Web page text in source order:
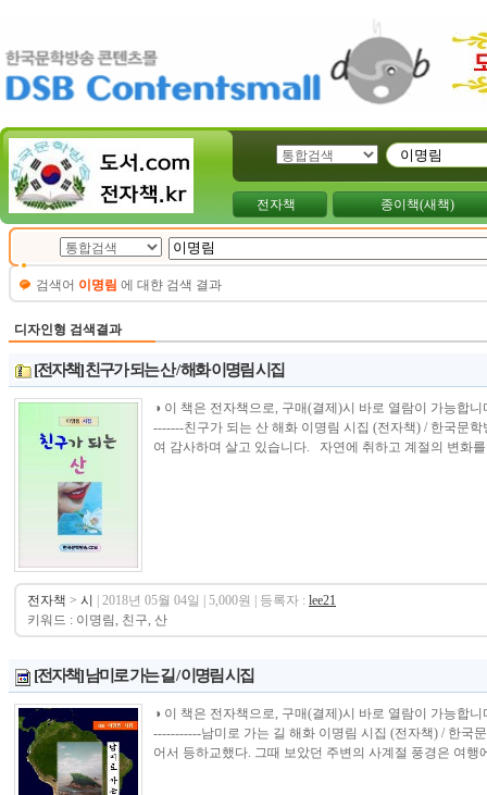
전자책 종이책(새책)
검색어 이명림 에 대햔 검색 결과
디자인형 검색결과
[전자책] 친구가 되는 산 / 해화 이명림 시집
◑ 이 책은 전자책으로, 구매(결제)시 바로 열람이 가능합
-------친구가 되는 산 해화 이명림 시집 (전자책) / 한국문
여 감사하며 살고 있습니다. 자연에 취하고 계절의 변화
전자책 > 시 | 2018년 05월 04일 | 5,000원 | 등록자 : lee21
키워드 : 이명림, 친구, 산
[전자책] 남미로 가는 길 / 이명림 시집
◑ 이 책은 전자책으로, 구매(결제)시 바로 열람이 가능합
-----------남미로 가는 길 해화 이명림 시집 (전자책) / 한
어서 등하교했다. 그때 보았던 주변의 사계절 풍경은 여행